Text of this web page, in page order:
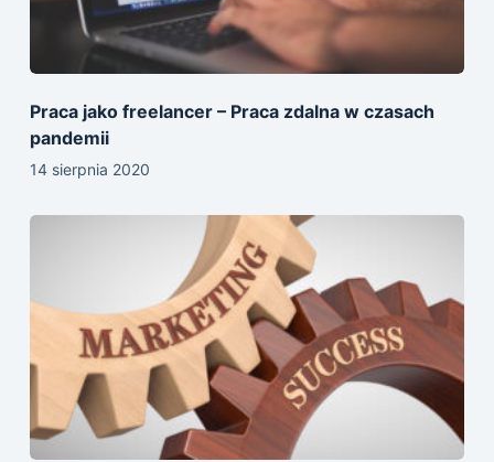
Praca jako freelancer – Praca zdalna w czasach
pandemii
14 sierpnia 2020